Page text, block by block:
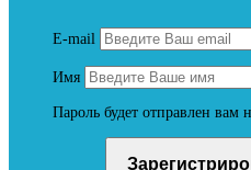
E-mail
Имя
Пароль будет отправлен вам